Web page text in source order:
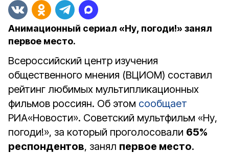
Анимационный сериал «Ну, погоди!» занял
первое место.
Всероссийский центр изучения
общественного мнения (ВЦИОМ) составил
рейтинг любимых мультипликационных
фильмов россиян. Об этом сообщает
РИА«Новости». Советский мультфильм «Ну,
погоди!», за который проголосовали 65%
респондентов, занял первое место.